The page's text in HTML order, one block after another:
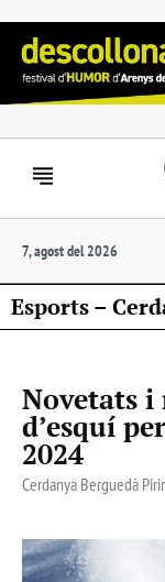
7, agost del 2026
Esports –
Novetats i
d’esquí
2024
Cerdanya Berguedà